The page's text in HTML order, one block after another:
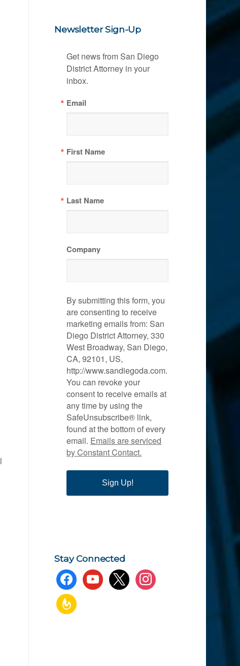
Newsletter Sign-Up
Get news from San Diego
District Attorney in your
inbox.
Email
First Name
Last Name
Company
By submitting this form, you
are consenting to receive
marketing emails from: San
Diego District Attorney, 330
West Broadway, San Diego,
CA, 92101, US,
http://www.sandiegoda.com.
You can revoke your
consent to receive emails at
any time by using the
SafeUnsubscribe® link,
found at the bottom of every
email. Emails are serviced
by Constant Contact.
Sign Up!
Stay Connected
facebookyoutubex instagram
feedburner